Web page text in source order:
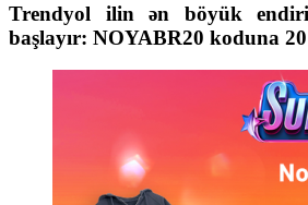
Trendyol ilin ən böyük
başlayır: NOYABR20 koduna